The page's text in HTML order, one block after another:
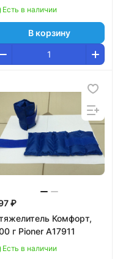
Есть в наличии
В корзину
₽
Комфорт,
г Pioner A17911
Есть в наличии